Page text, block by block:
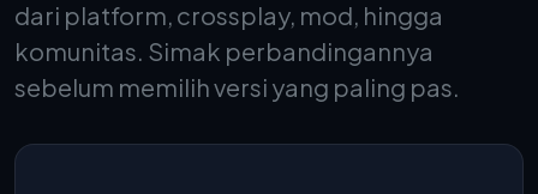
dari platform, crossplay, mod, hingga
komunitas. Simak perbandingannya
sebelum memilih versi yang paling pas.